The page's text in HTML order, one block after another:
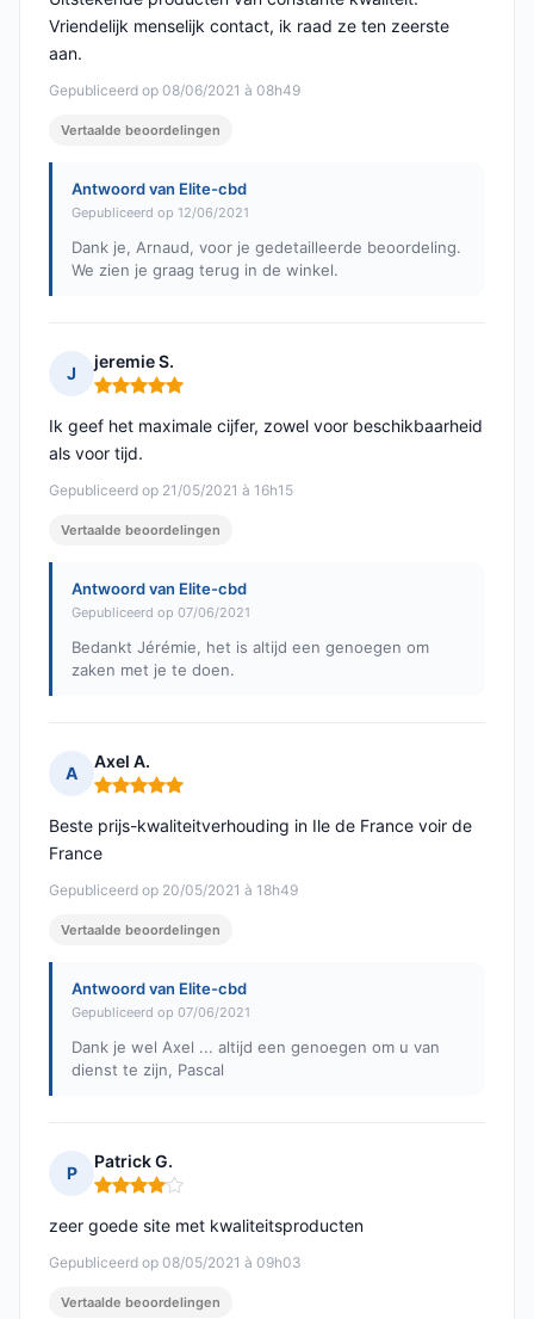
Gepubliceerd op 08/06/2021 à 08h49
Vriendelijk menselijk contact, ik raad ze ten zeerste
aan.
Vertaalde beoordelingen
Antwoord van Elite-cbd
Gepubliceerd op 12/06/2021
Dank je, Arnaud, voor je gedetailleerde beoordeling.
We zien je graag terug in de winkel.
J
jeremie S.
Opmerking: 5 van 5
Gepubliceerd op 21/05/2021 à 16h15
Ik geef het maximale cijfer, zowel voor beschikbaarheid
als voor tijd.
Vertaalde beoordelingen
Antwoord van Elite-cbd
Gepubliceerd op 07/06/2021
Bedankt Jérémie, het is altijd een genoegen om
zaken met je te doen.
A
Axel A.
Opmerking: 5 van 5
Gepubliceerd op 20/05/2021 à 18h49
Beste prijs-kwaliteitverhouding in Ile de France voir de
France
Vertaalde beoordelingen
Antwoord van Elite-cbd
Gepubliceerd op 07/06/2021
Dank je wel Axel ... altijd een genoegen om u van
dienst te zijn, Pascal
P
Patrick G.
Opmerking: 4 van 5
Gepubliceerd op 08/05/2021 à 09h03
zeer goede site met kwaliteitsproducten
Vertaalde beoordelingen